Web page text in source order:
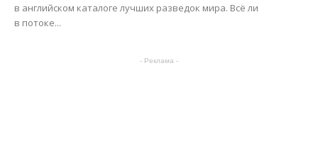
в английском каталоге лучших разведок мира. Всё ли
в потоке...
- Реклама -